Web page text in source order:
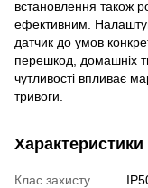
встановлення також
ефективним.
датчик до умов
перешкод, домашніх
чутливості впливає
тривоги.
Характеристики
Клас захисту